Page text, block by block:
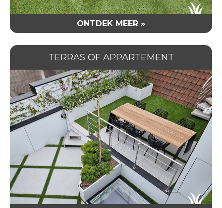
ONTDEK MEER »
TERRAS OF APPARTEMENT